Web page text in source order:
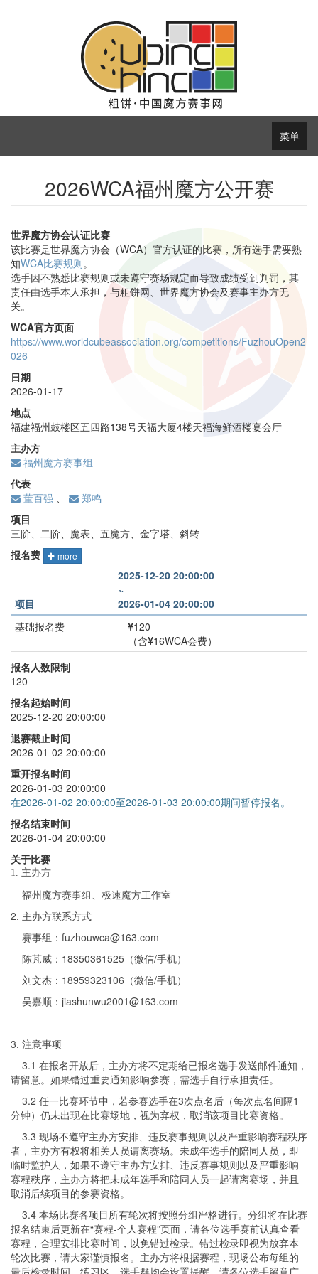
菜单
2026WCA福州魔方公开赛
世界魔方协会认证比赛
该比赛是世界魔方协会（WCA）官方认证的比赛，所有选手需要熟
知WCA比赛规则。
选手因不熟悉比赛规则或未遵守赛场规定而导致成绩受到判罚，其
责任由选手本人承担，与粗饼网、世界魔方协会及赛事主办方无
关。
WCA官方页面
https://www.worldcubeassociation.org/competitions/FuzhouOpen2
026
日期
2026-01-17
地点
福建福州鼓楼区五四路138号天福大厦4楼天福海鲜酒楼宴会厅
主办方
福州魔方赛事组
代表
董百强
郑鸣
项目
三阶、二阶、魔表、五魔方、金字塔、斜转
报名费
more
项目
2025-12-20 20:00:00
~
2026-01-04 20:00:00
基础报名费
120
（含 16WCA会费）
三阶
魔表
五魔方
金字塔
斜转
报名人数限制
120
报名起始时间
2025-12-20 20:00:00
退赛截止时间
2026-01-02 20:00:00
重开报名时间
2026-01-03 20:00:00
在2026-01-02 20:00:00至2026-01-03 20:00:00期间暂停报名。
报名结束时间
2026-01-04 20:00:00
关于比赛
1. 主办方
福州魔方赛事组、极速魔方工作室
2. 主办方联系方式
赛事组：fuzhouwca@163.com
陈芃威：18350361525（微信/手机）
刘文杰：18959323106 （微信/手机）
吴嘉顺：jiashunwu2001@163.com
3. 注意事项
3.1 在报名开放后，主办方将不定期给已报名选手发送邮件通知，
请留意。如果错过重要通知影响参赛，需选手自行承担责任。
3.2 任一比赛环节中，若参赛选手在3次点名后（每次点名间隔1
分钟）仍未出现在比赛场地，视为弃权，取消该项目比赛资格。
3.3 现场不遵守主办方安排、违反赛事规则以及严重影响赛程秩序
者，主办方有权将相关人员请离赛场。未成年选手的陪同人员，即
临时监护人，如果不遵守主办方安排、违反赛事规则以及严重影响
赛程秩序，主办方将把未成年选手和陪同人员一起请离赛场，并且
取消后续项目的参赛资格。
3.4 本场比赛各项目所有轮次将按照分组严格进行。分组将在比赛
报名结束后更新在“赛程-个人赛程”页面，请各位选手赛前认真查看
赛程，合理安排比赛时间，以免错过检录。错过检录即视为放弃本
轮次比赛，请大家谨慎报名。主办方将根据赛程，现场公布每组的
最后检录时间，练习区、选手群均会设置提醒，请各位选手留意广